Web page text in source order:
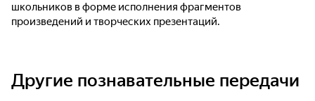
школьников в форме исполнения фрагментов
произведений и творческих презентаций.
Другие познавательные передачи